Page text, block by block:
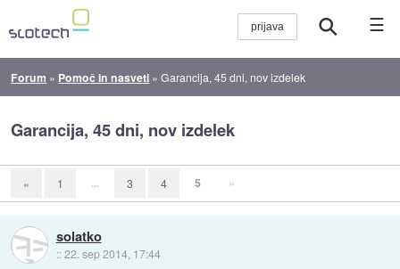
☰
Forum » Pomoč in nasveti »Garancija, 45 dni, nov izdelek
Garancija, 45 dni, nov izdelek
« 1 ... 3 4 5 »
solatko
::22. sep 2014, 17:44